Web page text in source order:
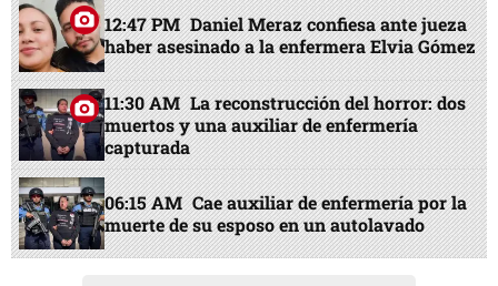
12:47 PM Daniel Meraz confiesa ante jueza
haber asesinado a la enfermera Elvia Gómez
11:30 AM La reconstrucción del horror: dos
muertos y una auxiliar de enfermería
capturada
06:15 AM Cae auxiliar de enfermería por la
muerte de su esposo en un autolavado